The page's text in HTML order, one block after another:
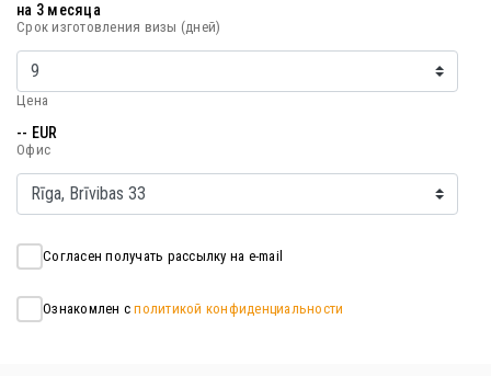
на 3 месяца
Срок изготовления визы (дней)
Цена
-- EUR
Офис
Согласен получать рассылку на e-mail
Ознакомлен сполитикой конфиденциальности